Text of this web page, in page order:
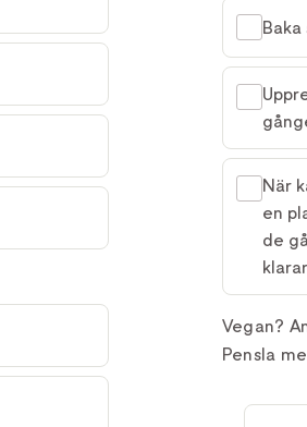
När
en
de
Vegan?
Pensla